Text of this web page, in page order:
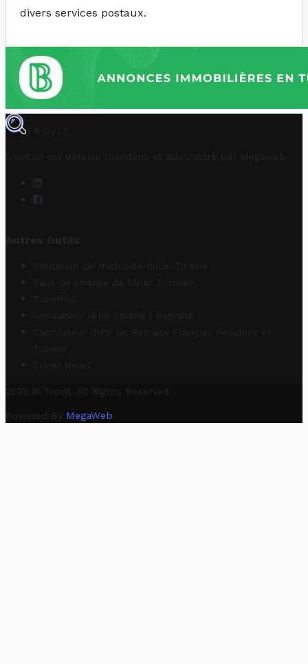
divers services postaux.
TROVIT
trovit.tn est détenu, maintenu et administré par Megaweb
Autres Outils
Validateur de matricule fiscal Tunisie
Taux de change de Dinar Tunisien
TuniRIBs
Simulateur IRPP Salarié / Retraité
Calculateur IRPP de Retraité Français Résident en
Tunisie
Trovit News
2025 © Trovit. All Rights Reserved.
Powered By MegaWeb